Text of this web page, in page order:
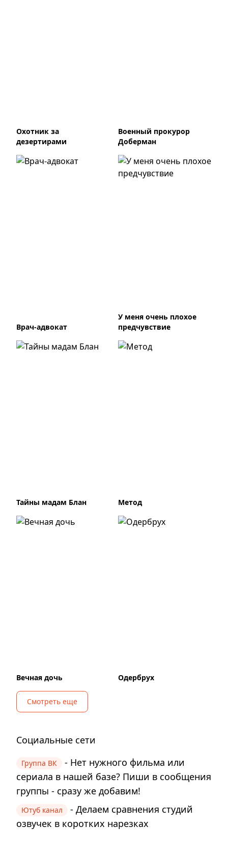
Охотник за
дезертирами
Военный прокурор
Доберман
Врач-адвокат
У меня очень плохое
предчувствие
Тайны мадам Блан Метод
Вечная дочь Одербрух
Смотреть еще
Социальные сети
Группа ВК
- Нет нужного фильма или
сериала в нашей базе? Пиши в сообщения
группы - сразу же добавим!
Ютуб канал
- Делаем сравнения студий
озвучек в коротких нарезках